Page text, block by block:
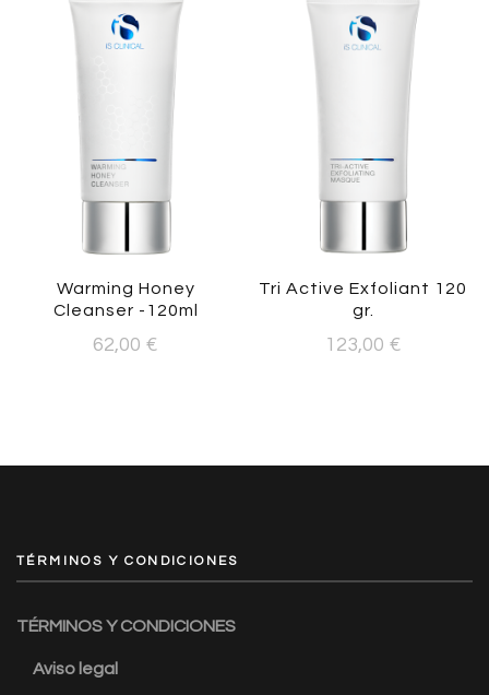
Warming Honey
Cleanser -120ml
62,00 €
Tri Active Exfoliant 120
gr.
123,00 €
TÉRMINOS Y CONDICIONES
TÉRMINOS Y CONDICIONES
Aviso legal